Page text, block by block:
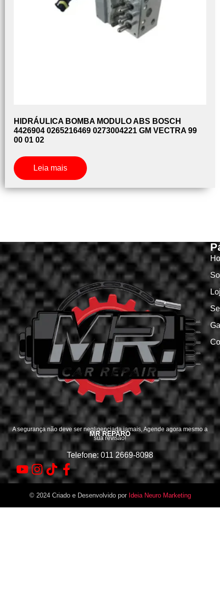
HIDRÁULICA BOMBA MODULO ABS BOSCH
4426904 0265216469 0273004221 GM VECTRA 99
00 01 02
Leia mais
MR REPARO
A segurança não deve ser negligenciada jamais, Agende agora mesmo a
sua revisão!
Telefone: 011 2669-8098
© 2024 Criado e Desenvolvido por Ideia Neuro Marketing